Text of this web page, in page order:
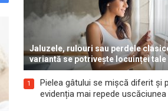
Jaluzele, rulouri sau perdele
variantă se potrivește locuinței tale
1
Pielea gâtului se mișcă diferit și
evidenția mai repede uscăciunea